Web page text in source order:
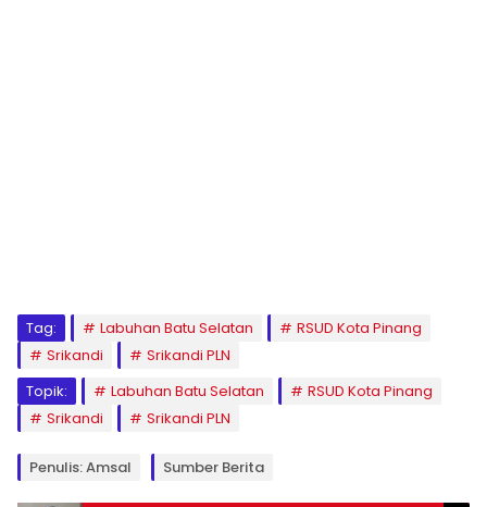
Tag: Labuhan Batu Selatan
RSUD Kota Pinang
Srikandi
Srikandi PLN
Topik:
Labuhan Batu Selatan
RSUD Kota Pinang
Srikandi
Srikandi PLN
Penulis: Amsal Sumber Berita